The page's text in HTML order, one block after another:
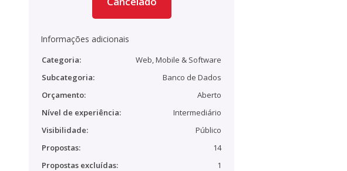
Informações adicionais
Categoria:
Web, Mobile & Software
Subcategoria:
Banco de Dados
Orçamento:
Aberto
Nível de experiência:
Intermediário
Visibilidade:
Público
Propostas:
14
Propostas excluídas:
1